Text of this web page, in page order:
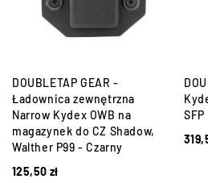
DOUBLETAP GEAR -
Ładownica zewnętrzna
Narrow Kydex OWB na
magazynek do CZ Shadow,
Walther P99 - Czarny
125,50 zł
SFP